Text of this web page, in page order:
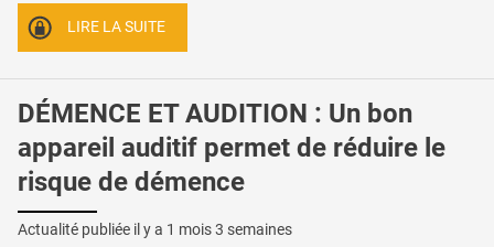
LIRE LA SUITE
DÉMENCE ET AUDITION : Un bon
appareil auditif permet de réduire le
risque de démence
Actualité publiée il y a 1 mois 3 semaines